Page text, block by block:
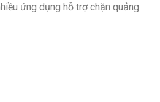
ứng dụng hỗ trợ chặn quảng